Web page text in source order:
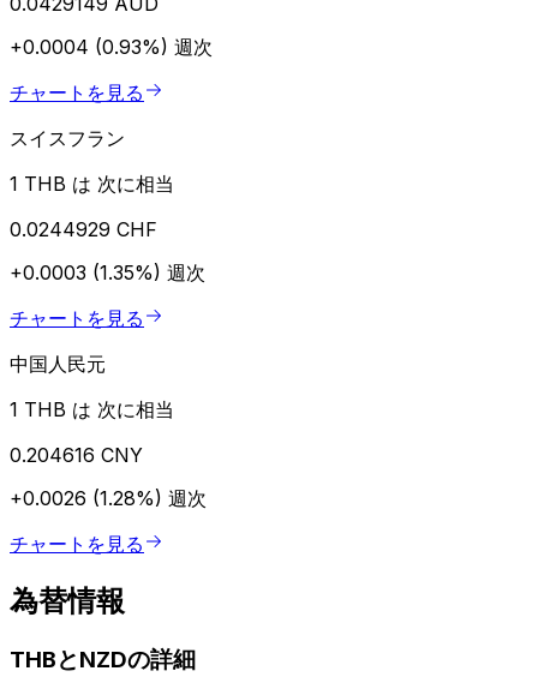
+0.0004 (0.93%) 週次
チャートを見る
スイスフラン
1 THB は 次に相当
0.0244929 CHF
+0.0003 (1.35%) 週次
チャートを見る
中国人民元
1 THB は 次に相当
0.204616 CNY
+0.0026 (1.28%) 週次
チャートを見る
為替情報
THBとNZDの詳細